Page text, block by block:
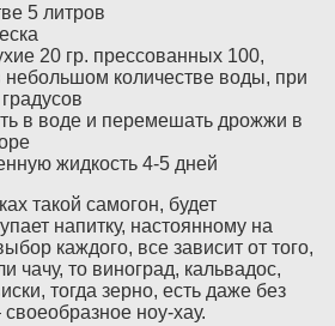
5 литров
20 гр. прессованных 100,
небольшом количестве воды, при
в воде и перемешать дрожжи в
жидкость 4-5 дней
такой самогон, будет
напитку, настоянному на
каждого, все зависит от того,
чачу, то виноград, кальвадос,
тогда зерно, есть даже без
ноу-хау.